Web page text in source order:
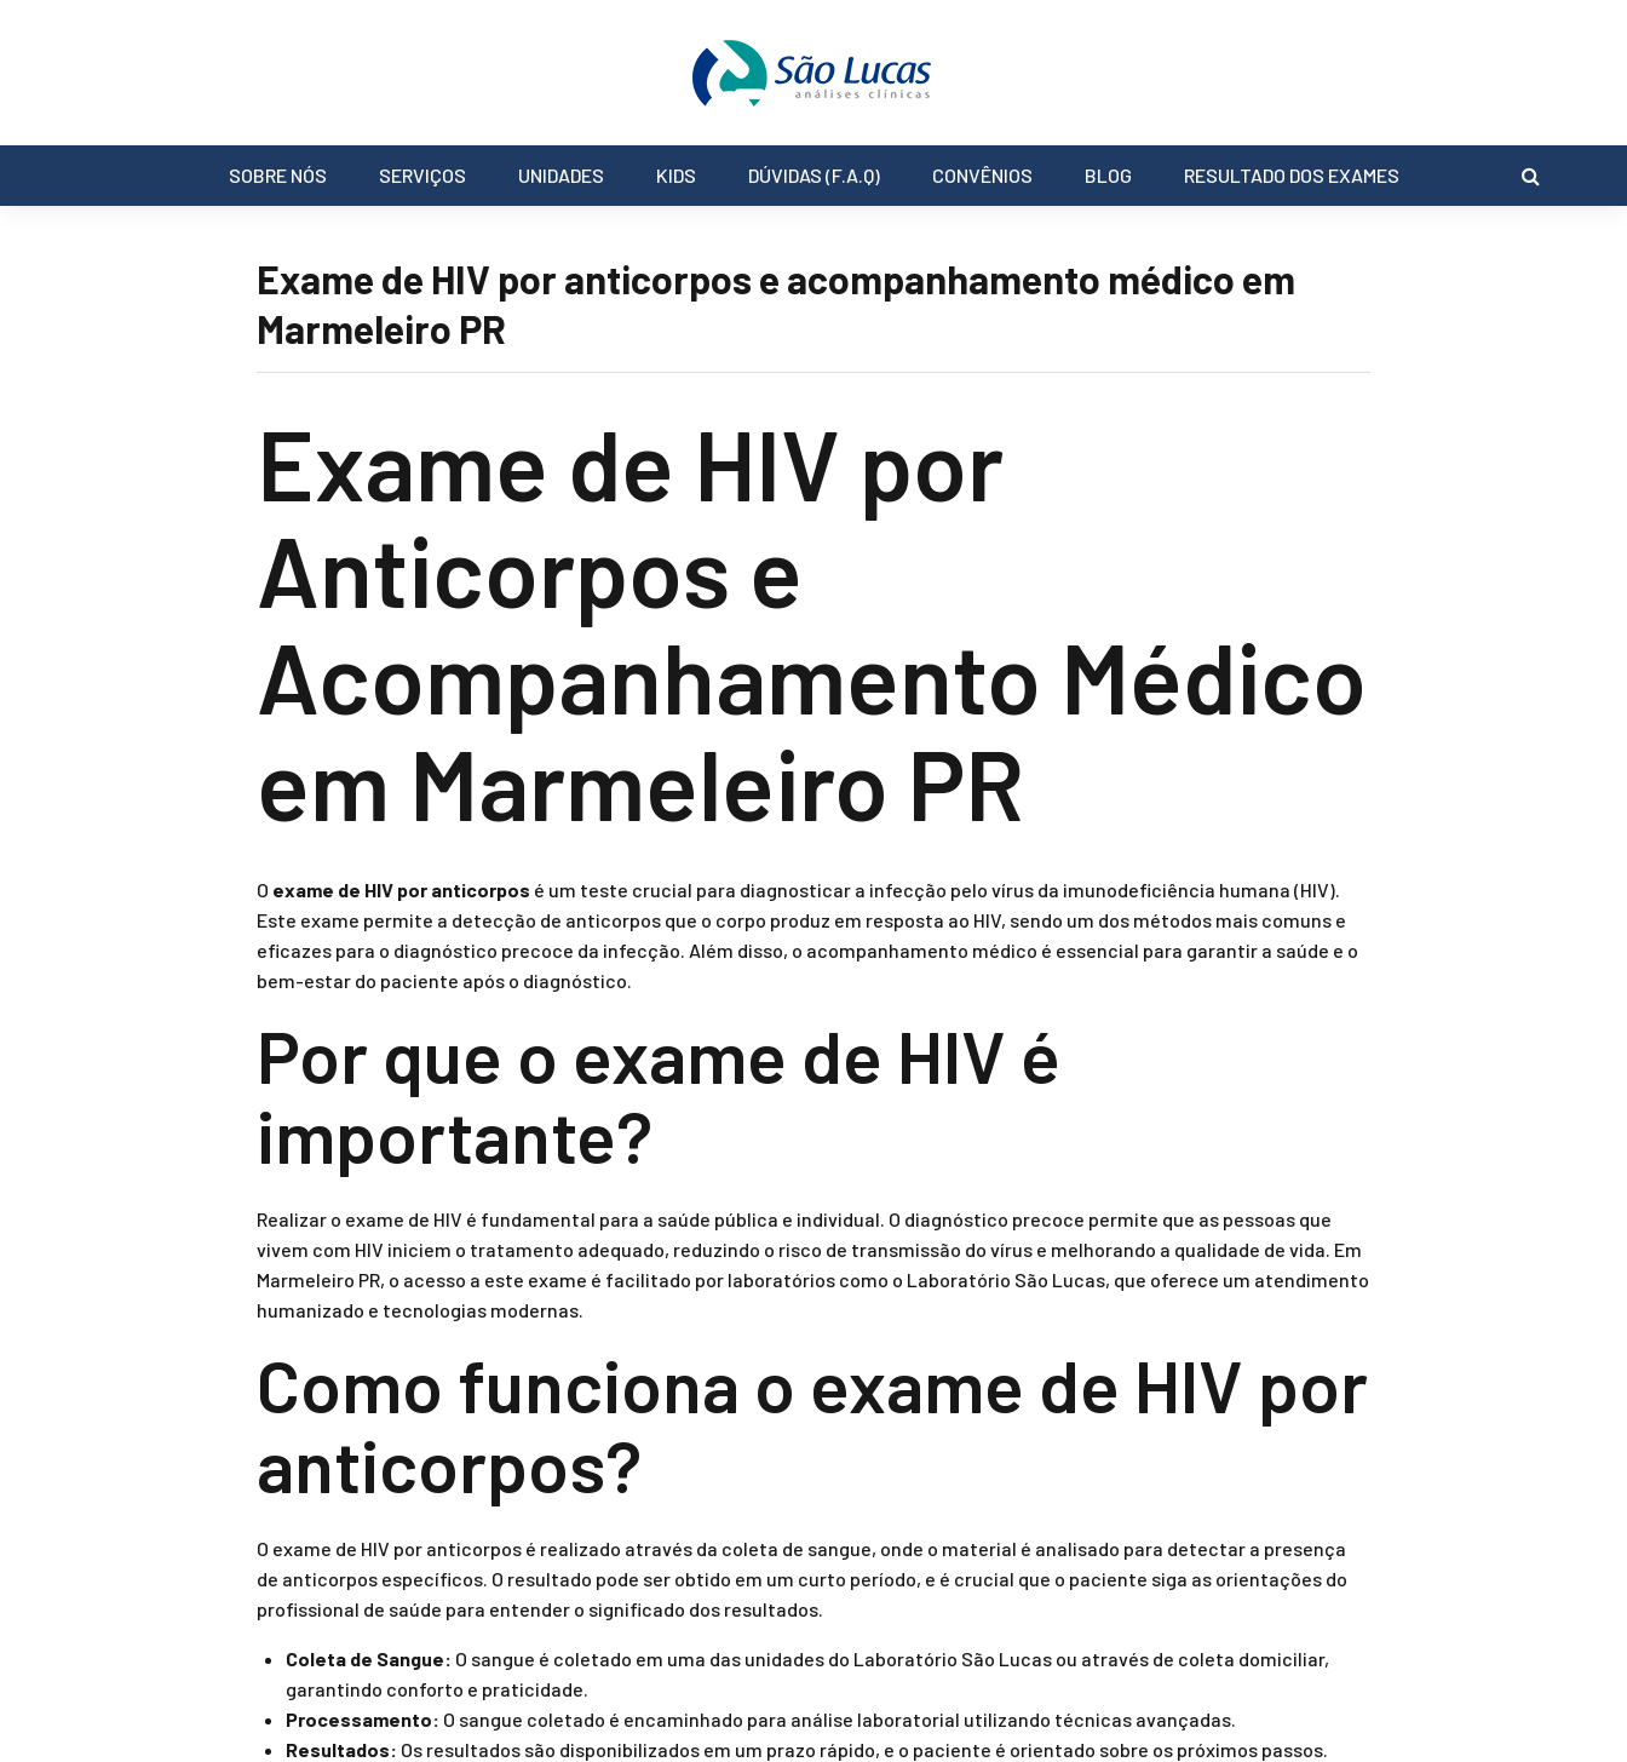
SOBRE NÓS SERVIÇOS UNIDADES KIDS DÚVIDAS (F.A.Q) CONVÊNIOS BLOG RESULTADO DOS EXAMES
Exame de HIV por anticorpos e acompanhamento médico em
Marmeleiro PR
Exame de HIV por
Anticorpos e
Acompanhamento Médico
em Marmeleiro PR
O exame de HIV por anticorpos é um teste crucial para diagnosticar a infecção pelo vírus da imunodeficiência humana (HIV).
Este exame permite a detecção de anticorpos que o corpo produz em resposta ao HIV, sendo um dos métodos mais comuns e
eficazes para o diagnóstico precoce da infecção. Além disso, o acompanhamento médico é essencial para garantir a saúde e o
bem-estar do paciente após o diagnóstico.
Por que o exame de HIV é
importante?
Realizar o exame de HIV é fundamental para a saúde pública e individual. O diagnóstico precoce permite que as pessoas que
vivem com HIV iniciem o tratamento adequado, reduzindo o risco de transmissão do vírus e melhorando a qualidade de vida. Em
Marmeleiro PR, o acesso a este exame é facilitado por laboratórios como o Laboratório São Lucas, que oferece um atendimento
humanizado e tecnologias modernas.
Como funciona o exame de HIV por
anticorpos?
O exame de HIV por anticorpos é realizado através da coleta de sangue, onde o material é analisado para detectar a presença
de anticorpos específicos. O resultado pode ser obtido em um curto período, e é crucial que o paciente siga as orientações do
profissional de saúde para entender o significado dos resultados.
Coleta de Sangue: O sangue é coletado em uma das unidades do Laboratório São Lucas ou através de coleta domiciliar,
garantindo conforto e praticidade.
Processamento: O sangue coletado é encaminhado para análise laboratorial utilizando técnicas avançadas.
Resultados: Os resultados são disponibilizados em um prazo rápido, e o paciente é orientado sobre os próximos passos.